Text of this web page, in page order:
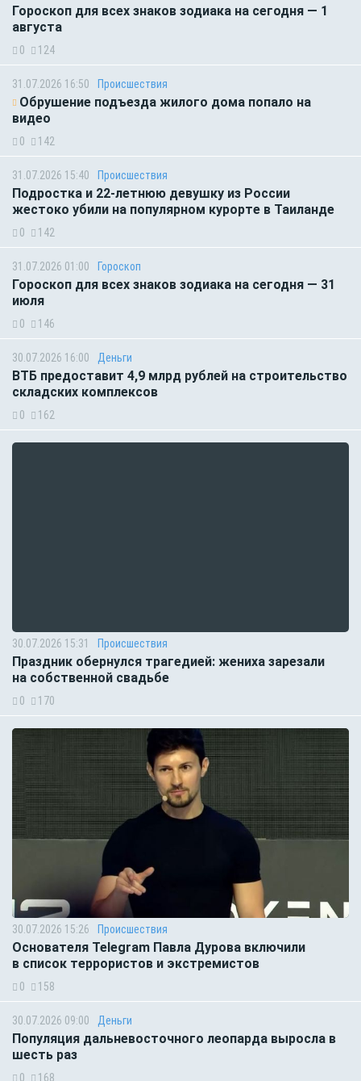
Гороскоп для всех знаков зодиака на сегодня — 1
августа
0 124
31.07.2026 16:50 Происшествия
Обрушение подъезда жилого дома попало на
видео
0 142
31.07.2026 15:40 Происшествия
Подростка и 22-летнюю девушку из России
жестоко убили на популярном курорте в Таиланде
0 142
31.07.2026 01:00 Гороскоп
Гороскоп для всех знаков зодиака на сегодня — 31
июля
0 146
30.07.2026 16:00 Деньги
ВТБ предоставит 4,9 млрд рублей на строительство
складских комплексов
0 162
30.07.2026 15:31 Происшествия
Праздник обернулся трагедией: жениха зарезали
на собственной свадьбе
0 170
30.07.2026 15:26 Происшествия
Основателя Telegram Павла Дурова включили
в список террористов и экстремистов
0 158
30.07.2026 09:00 Деньги
Популяция дальневосточного леопарда выросла в
шесть раз
0 168